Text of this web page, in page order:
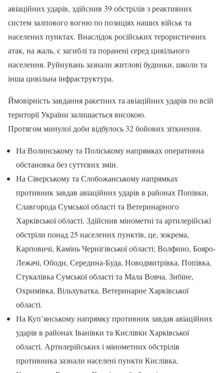
авіаційних ударів, здійснив 39 обстрілів з реактивних
систем залпового вогню по позиціях наших військ та
населених пунктах. Внаслідок російських терористичних
атак, на жаль, є загиблі та поранені серед цивільного
населення. Руйнувань зазнали житлові будинки, школи та
інша цивільна інфраструктура.
Ймовірність завдання ракетних та авіаційних ударів по всій
території України залишається високою.
Протягом минулої доби відбулось 32 бойових зіткнення.
На Волинському та Поліському напрямках оперативна
обстановка без суттєвих змін.
На Сіверському та Слобожанському напрямках
противник завдав авіаційних ударів в районах Попівки,
Славгорода Сумської області та Ветеринарного
Харківської області. Здійснив мінометні та артилерійські
обстріли понад 25 населених пунктів, це, зокрема,
Карповичі, Камінь Чернігівської області; Волфино, Бояро-
Лежачі, Ободи, Середина-Буда, Новодмитрівка, Попівка,
Стукалівка Сумської області та Мала Вовча, Зибіне,
Охримівка, Вільхуватка, Ветеринарне Харківської
області.
На Куп’янському напрямку противник завдав авіаційних
ударів в районах Іванівки та Кислівки Харківської
області. Артилерійських і мінометних обстрілів
противника зазнали населені пункти Кислівка,